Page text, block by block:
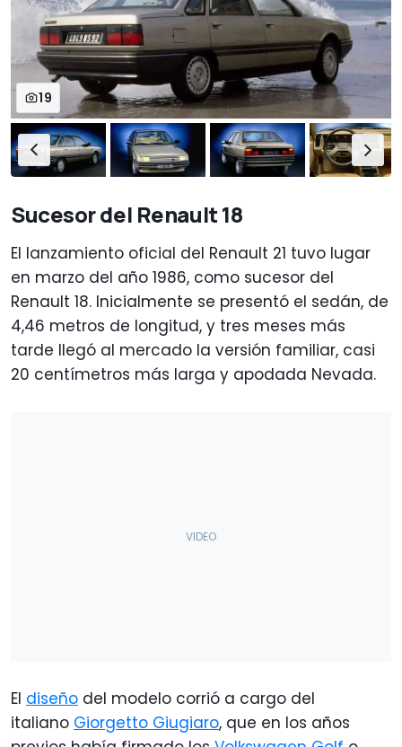
19
Sucesor del Renault 18
El lanzamiento oficial del Renault 21 tuvo lugar
en marzo del año 1986, como sucesor del
Renault 18. Inicialmente se presentó el sedán, de
4,46 metros de longitud, y tres meses más
tarde llegó al mercado la versión familiar, casi
20 centímetros más larga y apodada Nevada.
El diseño del modelo corrió a cargo del
italiano Giorgetto Giugiaro, que en los años